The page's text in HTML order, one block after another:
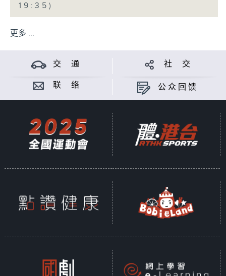
19:35)
更多 ...
交 通 社 交
联 络 公众回馈